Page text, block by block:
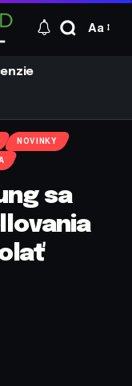
Aa
NOVINKY
sa